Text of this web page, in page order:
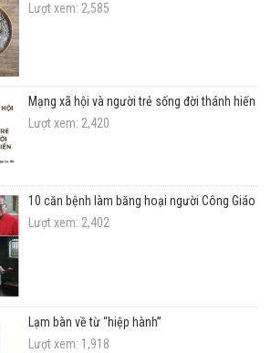
Lượt xem: 2,585
Mạng xã hội và người trẻ sống đời thánh hiến
Lượt xem: 2,420
10 căn bệnh làm băng hoại người Công Giáo
Lượt xem: 2,402
Lạm bàn về từ “hiệp hành”
Lượt xem: 1,918